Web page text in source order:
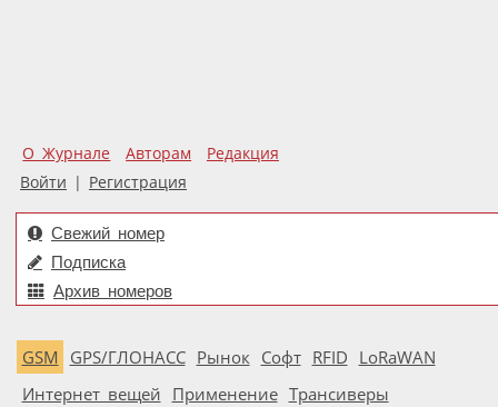
О Журнале Авторам
Редакция
Войти | Регистрация
Свежий номер
Подписка
Архив номеров
GSM GPS/ГЛОНАСС Рынок Софт RFID LoRaWAN
Интернет вещей Применение Трансиверы